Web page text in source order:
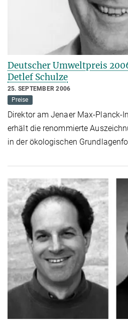
Deutscher Umweltpreis
Detlef Schulze
25. SEPTEMBER 2006
Preise
Direktor am Jenaer Max-Planck-
erhält die renommierte
in der ökologischen